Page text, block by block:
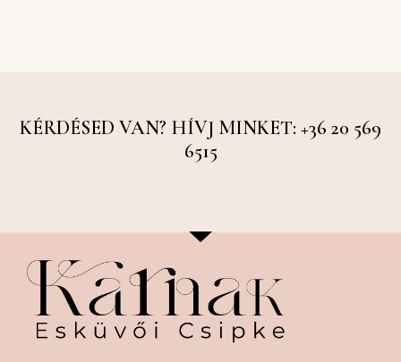
KÉRDÉSED VAN? HÍVJ MINKET: +36 20 569
6515